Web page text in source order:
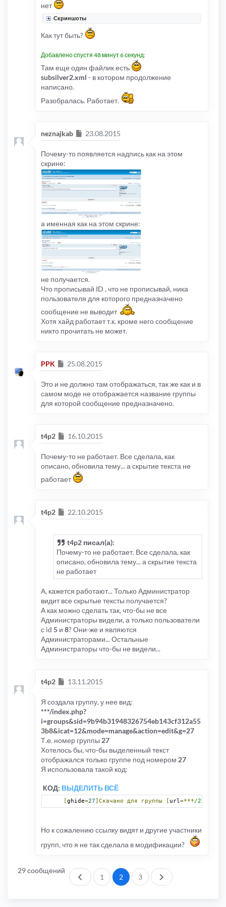
нет
Скриншоты
Как тут быть?
Добавлено спустя 48 минут 6 секунд:
Там еще один файлик есть
subsilver2.xml - в котором продолжение
написано.
Разобралась. Работает.
neznajkab Сообщение
23.08.2015
Почему-то появляется надпись как на этом
скрине:
а именная как на этом скрине:
не получается.
Что прописывай ID , что не прописывай, ника
пользователя для которого предназначено
сообщение не выводит
Хотя хайд работает т.к. кроме него сообщение
никто прочитать не может.
PPK Сообщение
25.08.2015
Это и не должно там отображаться, так же как и в
самом моде не отображается название группы
для которой сообщение предназначено.
t4p2 Сообщение
16.10.2015
Почему-то не работает. Все сделала, как
описано, обновила тему... а скрытие текста не
работает
t4p2 Сообщение
22.10.2015
t4p2 писал(а):
Почему-то не работает. Все сделала, как
описано, обновила тему... а скрытие текста
не работает
А, кажется работают... Только Администратор
видит все скрытые тексты получается?
А как можно сделать так, что-бы не все
Администраторы видели, а только пользователи
с id 5 и 8? Они-же и являются
Администраторами... Остальные
Администраторы что-бы не видели...
t4p2 Сообщение
13.11.2015
Я создала группу, у нее вид:
***/index.php?
i=groups&sid=9b94b31948326754eb143cf312a55
3b8&icat=12&mode=manage&action=edit&g=27
Т.е. номер группы 27
Хотелось бы, что-бы выделенный текст
отображался только группе под номером 27
Я использовала такой код:
КОД: ВЫДЕЛИТЬ ВСЁ
ghide=27 ]Скачано для группы url=***/27]***/
Но к сожалению ссылку видят и другие участники
групп, что я не так сделала в модификации?
29 сообщений
Пред.1 2 3 След.